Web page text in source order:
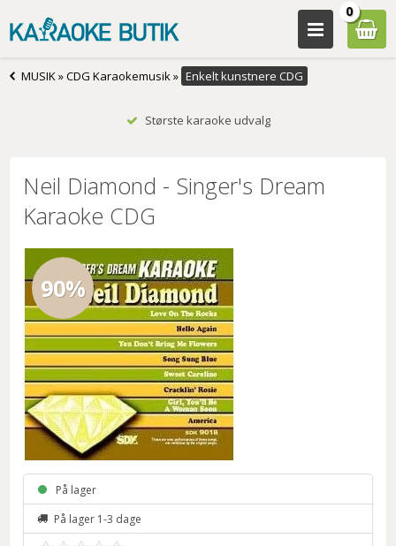
0
MUSIK»CDG Karaokemusik» Enkelt kunstnere CDG
Største karaoke udvalg
Neil Diamond - Singer's Dream
Karaoke CDG
90%
På lager
På lager 1-3 dage